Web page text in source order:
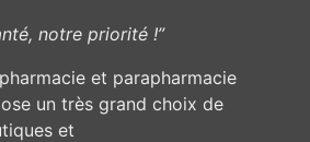
notre priorité !”
et parapharmacie
un très grand choix de
et